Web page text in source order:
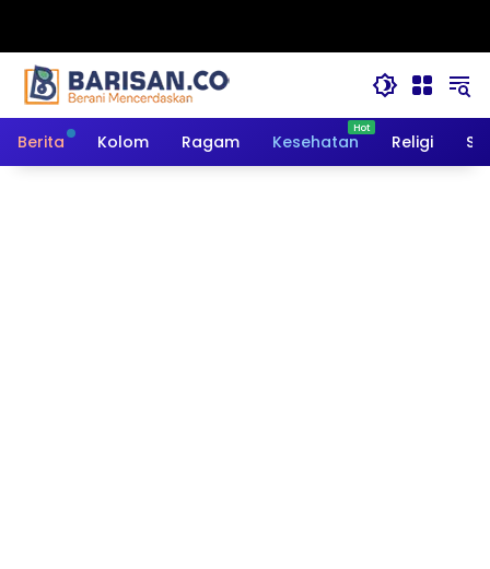
Berita Kolom Ragam Kesehatan Religi